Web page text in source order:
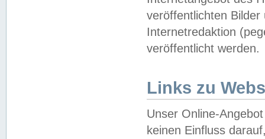
veröffentlichten
Internetredaktion
veröffentlicht werden.
Links zu
Unser Online-
keinen Einfluss